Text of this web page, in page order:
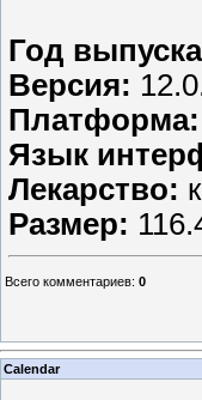
Год
Версия:
Платформа:
Язык
Лекарство:
Размер:
Всего комментариев: 0
Calendar